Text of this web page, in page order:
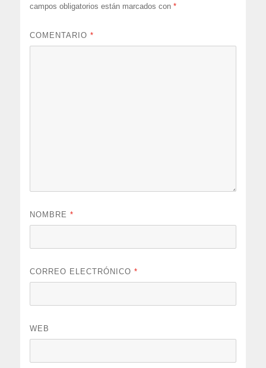
campos obligatorios están marcados con*
COMENTARIO*
NOMBRE*
CORREO ELECTRÓNICO*
WEB